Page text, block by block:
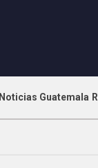
Noticias Guatemala